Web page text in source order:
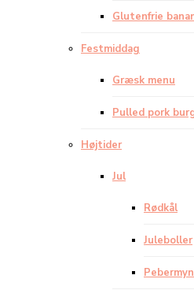
Glutenfrie
Festmiddag
Græsk menu
Pulled pork
Højtider
Jul
Rødkål
Juleboller